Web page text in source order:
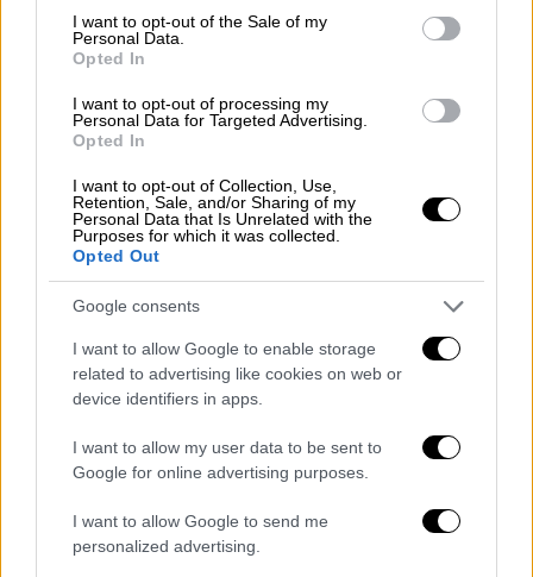
consent section.
I want to opt-out of the Sale of my
Personal Data.
Opted In
I want to opt-out of processing my
Personal Data for Targeted Advertising.
Opted In
I want to opt-out of Collection, Use,
Retention, Sale, and/or Sharing of my
Personal Data that Is Unrelated with the
Purposes for which it was collected.
Opted Out
Google consents
I want to allow Google to enable storage
related to advertising like cookies on web or
device identifiers in apps.
I want to allow my user data to be sent to
Google for online advertising purposes.
I want to allow Google to send me
personalized advertising.
εξορθολογισμός των δαπανών αλλά και
αξιολόγηση των Μονάδων Υγείας.
Ειδικότερα από την 1η Ιουλίουθα ξεκινήσει
να εφαρμόζεται πλήρως το Σύστημα DRG
που αποτελεί ένα σύστημα
κατηγοριοποίησης ασθενειών ώστε να
προκύπτουν και οι σχετικές δαπάνες και τα
κόστη.Μέσω των DRGs θα γίνονται και
αποζημιώσεις του ΕΟΠΥΥ για τους
ασφαλισμένους που θα νοσηλεύονται.
Ο ΟΔΙΠΥ
Από την άλλη ο ΟΔΙΠΥ αναμένεται
εφαρμόσει άμεσα ένα νέο σύστημα
να υιοθετηθούν δείκτες ποιότητας που θα
βελτιώνουν τις παρεχόμενες υπηρεσίες.